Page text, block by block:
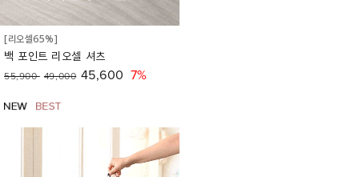
[리오셀65%]
백 포인트 리오셀 셔츠
55,900 49,000 45,600 7%